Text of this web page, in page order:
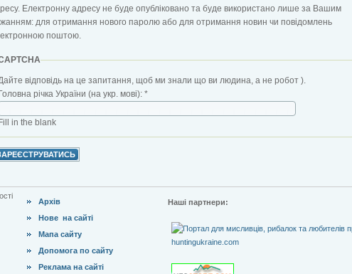
Електронну адресу не буде опубліковано та буде використано лише за Вашим
для отримання нового паролю або для отримання новин чи повідомлень
поштою.
відповідь на це запитання, щоб ми знали що ви людина, а не робот ).
Головна річка України (на укр. мові): *
Fill in the blank
Архів
Нове на сайті
Мапа сайту
Допомога по сайту
Реклама на сайті
Наші партнери: